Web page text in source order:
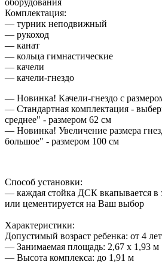
оборудования
Комплектация:
— турник неподвижный
— рукоход
— канат
— кольца гимнастические
— качели
— качели-гнездо
— Новинка! Качели-гнездо с
— Стандартная комплектация -
среднее" - размером 62 см
— Новинка! Увеличение размера
большое" - размером 100 см
Способ установки:
— каждая стойка ДСК вкапывается в
или цементируется на Ваш выбор
Характеристики:
Допустимый возраст ребенка: от 4 лет
— Занимаемая площадь: 2,67 х 1,93 м
— Высота комплекса: до 1,91 м